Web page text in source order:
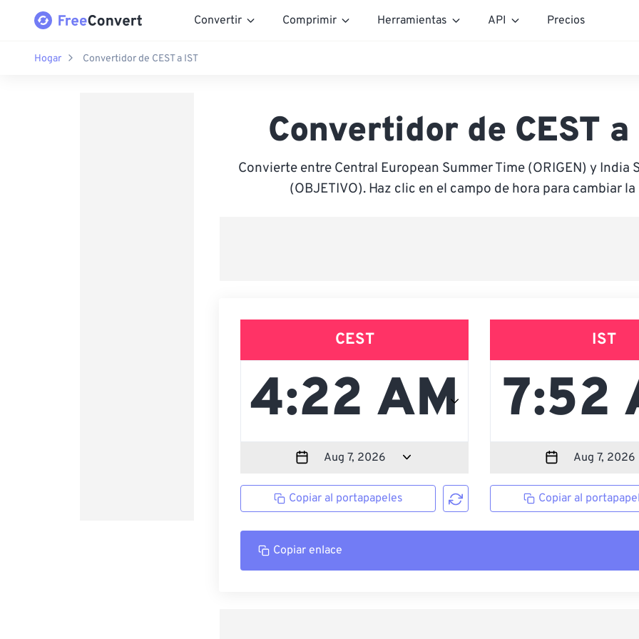
Convertir Comprimir Herramientas API Precios
Hogar Convertidor de CEST a IST
Convertidor de CEST a
Convierte entre Central European Summer Time (ORIGEN) y India
(OBJETIVO). Haz clic en el campo de hora para cambiar la
CEST
Copiar al portapapeles
IST
Copiar al
Copiar enlace